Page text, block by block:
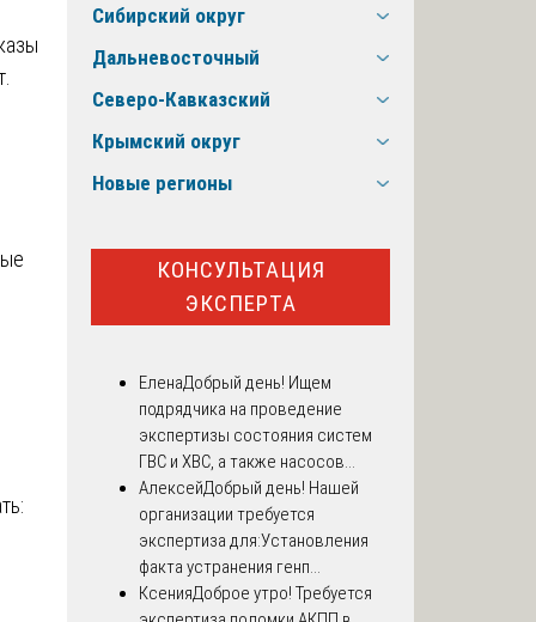
Сибирский округ
Дальневосточный
Северо-Кавказский
Крымский округ
Новые регионы
КОНСУЛЬТАЦИЯ
ЭКСПЕРТА
ЕленаДобрый день! Ищем
подрядчика на проведение
экспертизы состояния систем
ГВС и ХВС, а также насосов...
АлексейДобрый день! Нашей
организации требуется
экспертиза для:Установления
факта устранения генп...
КсенияДоброе утро! Требуется